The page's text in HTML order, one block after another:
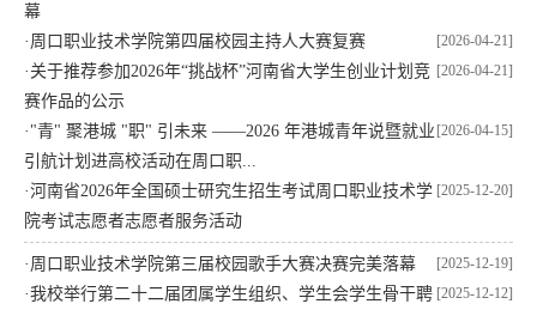
幕
[2026-04-21]
· 周口职业技术学院第四届校园主持人大赛复赛
[2026-04-21]
· 关于推荐参加2026年“挑战杯”河南省大学生创业计划竞
赛作品的公示
[2026-04-15]
· "青" 聚港城 "职" 引未来 ——2026 年港城青年说暨就业
引航计划进高校活动在周口职...
[2025-12-20]
·河南省2026年全国硕士研究生招生考试周口职业技术学
院考试志愿者志愿者服务活动
[2025-12-19]
· 周口职业技术学院第三届校园歌手大赛决赛完美落幕
[2025-12-12]
·我校举行第二十二届团属学生组织、学生会学生骨干聘